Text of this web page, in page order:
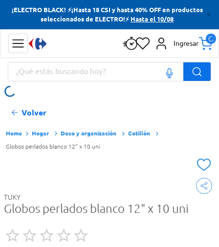
¡ELECTRO BLACK! ⚡¡Hasta 18 CSI y hasta 40% OFF en productos
seleccionados de ELECTRO!⚡ Hasta el 10/08
Ingresar
¿Qué estás buscando hoy?
Volver
Hogar Deco y organización Cotillón
Globos perlados blanco 12" x 10 uni
TUKY
Globos perlados blanco 12" x 10 uni
Términos más buscados
Yerba
Cerveza
Doves
Términos más buscados
Yerba
Cerveza
Doves
Papas Fritas